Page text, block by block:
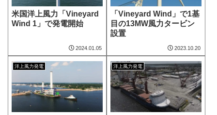
米国洋上風力「Vineyard
Wind 1」で発電開始
2024.01.05
「Vineyard Wind」で1基
目の13MW風力タービン
設置
2023.10.20
洋上風力発電 洋上風力発電